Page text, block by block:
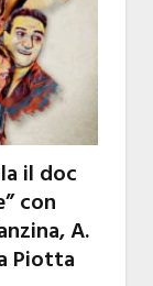
il doc
con
A.
Piotta